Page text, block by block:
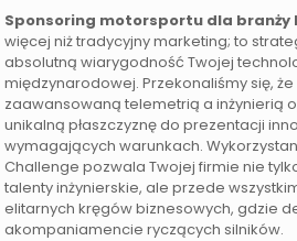
Sponsoring motorsportu dla branży
więcej niż tradycyjny marketing; to
absolutną wiarygodność Twojej
międzynarodowej. Przekonaliśmy się,
zaawansowaną telemetrią a inżynierią
unikalną płaszczyznę do prezentacji
wymagających warunkach.
Challenge pozwala Twojej firmie nie
talenty inżynierskie, ale przede
elitarnych kręgów biznesowych, gdzie
akompaniamencie ryczących silników.